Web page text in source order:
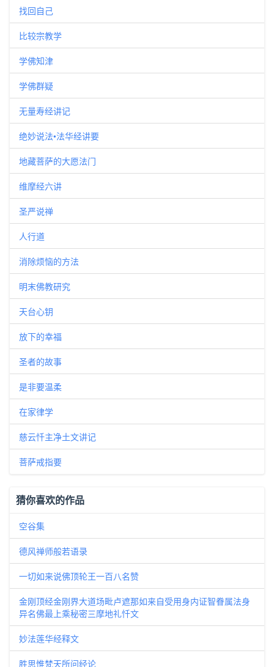
找回自己
比较宗教学
学佛知津
学佛群疑
无量寿经讲记
绝妙说法•法华经讲要
地藏菩萨的大愿法门
维摩经六讲
圣严说禅
人行道
消除烦恼的方法
明末佛教研究
天台心钥
放下的幸福
圣者的故事
是非要温柔
在家律学
慈云忏主净土文讲记
菩萨戒指要
猜你喜欢的作品
空谷集
德风禅师般若语录
一切如来说佛顶轮王一百八名赞
金刚顶经金刚界大道场毗卢遮那如来自受用身内证智眷属法身
异名佛最上乘秘密三摩地礼忏文
妙法莲华经释文
胜思惟梵天所问经论